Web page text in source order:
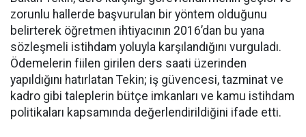
zorunlu hallerde başvurulan bir yöntem olduğunu
belirterek öğretmen ihtiyacının 2016’dan bu yana
sözleşmeli istihdam yoluyla karşılandığını vurguladı.
Ödemelerin fiilen girilen ders saati üzerinden
yapıldığını hatırlatan Tekin; iş güvencesi, tazminat ve
kadro gibi taleplerin bütçe imkanları ve kamu istihdam
politikaları kapsamında değerlendirildiğini ifade etti.